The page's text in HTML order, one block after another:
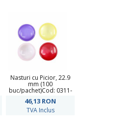
Nasturi cu Picior, 22.9
mm (100
buc/pachet)Cod: 0311-
46,13 RON
TVA Inclus